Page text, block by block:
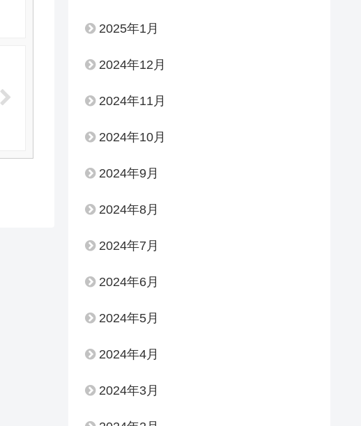
2025年1月
2024年12月
2024年11月
2024年10月
2024年9月
2024年8月
2024年7月
2024年6月
2024年5月
2024年4月
2024年3月